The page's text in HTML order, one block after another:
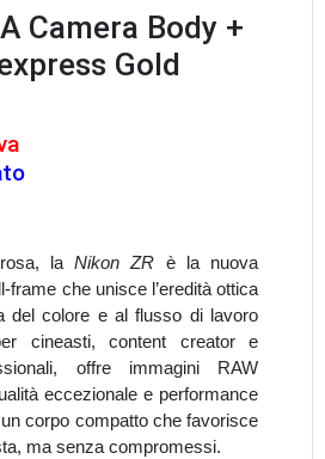
Camera Body +
Gold
la Nikon ZR è la nuova
frame che unisce l’eredità ottica
del colore e al flusso di lavoro
cineasti, content creator e
offre immagini RAW
eccezionale e performance
corpo compatto che favorisce
ma senza compromessi.